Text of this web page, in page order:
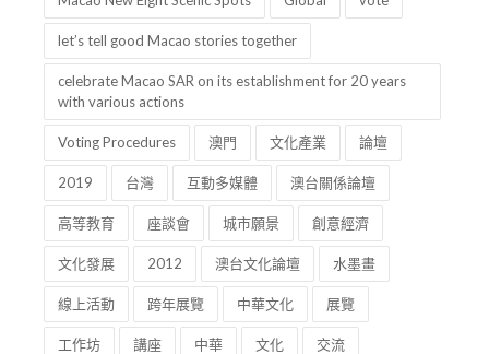
let’s tell good Macao stories together
celebrate Macao SAR on its establishment for 20 years
with various actions
Voting Procedures 澳門 文化產業 論壇
2019 台灣 互動多媒體 澳台關係論壇
高等教育 座談會 城市願景 創意經濟
文化發展 2012 澳台文化論壇 水墨畫
線上活動 跨年展覽 中華文化 展覽
工作坊 講座 中華 文化 交流